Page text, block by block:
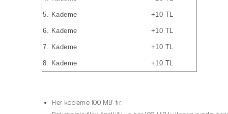
5. Kademe +10 TL
6. Kademe +10 TL
7. Kademe +10 TL
8. Kademe +10 TL
Her kademe 100 MB’ tır.